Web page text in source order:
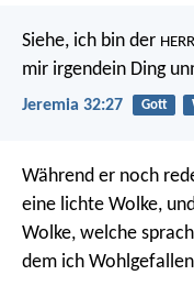
Siehe, ich bin der HERR
mir irgendein Ding
Jeremia 32:27 Gott
Während er noch
eine lichte Wolke,
Wolke, welche
dem ich